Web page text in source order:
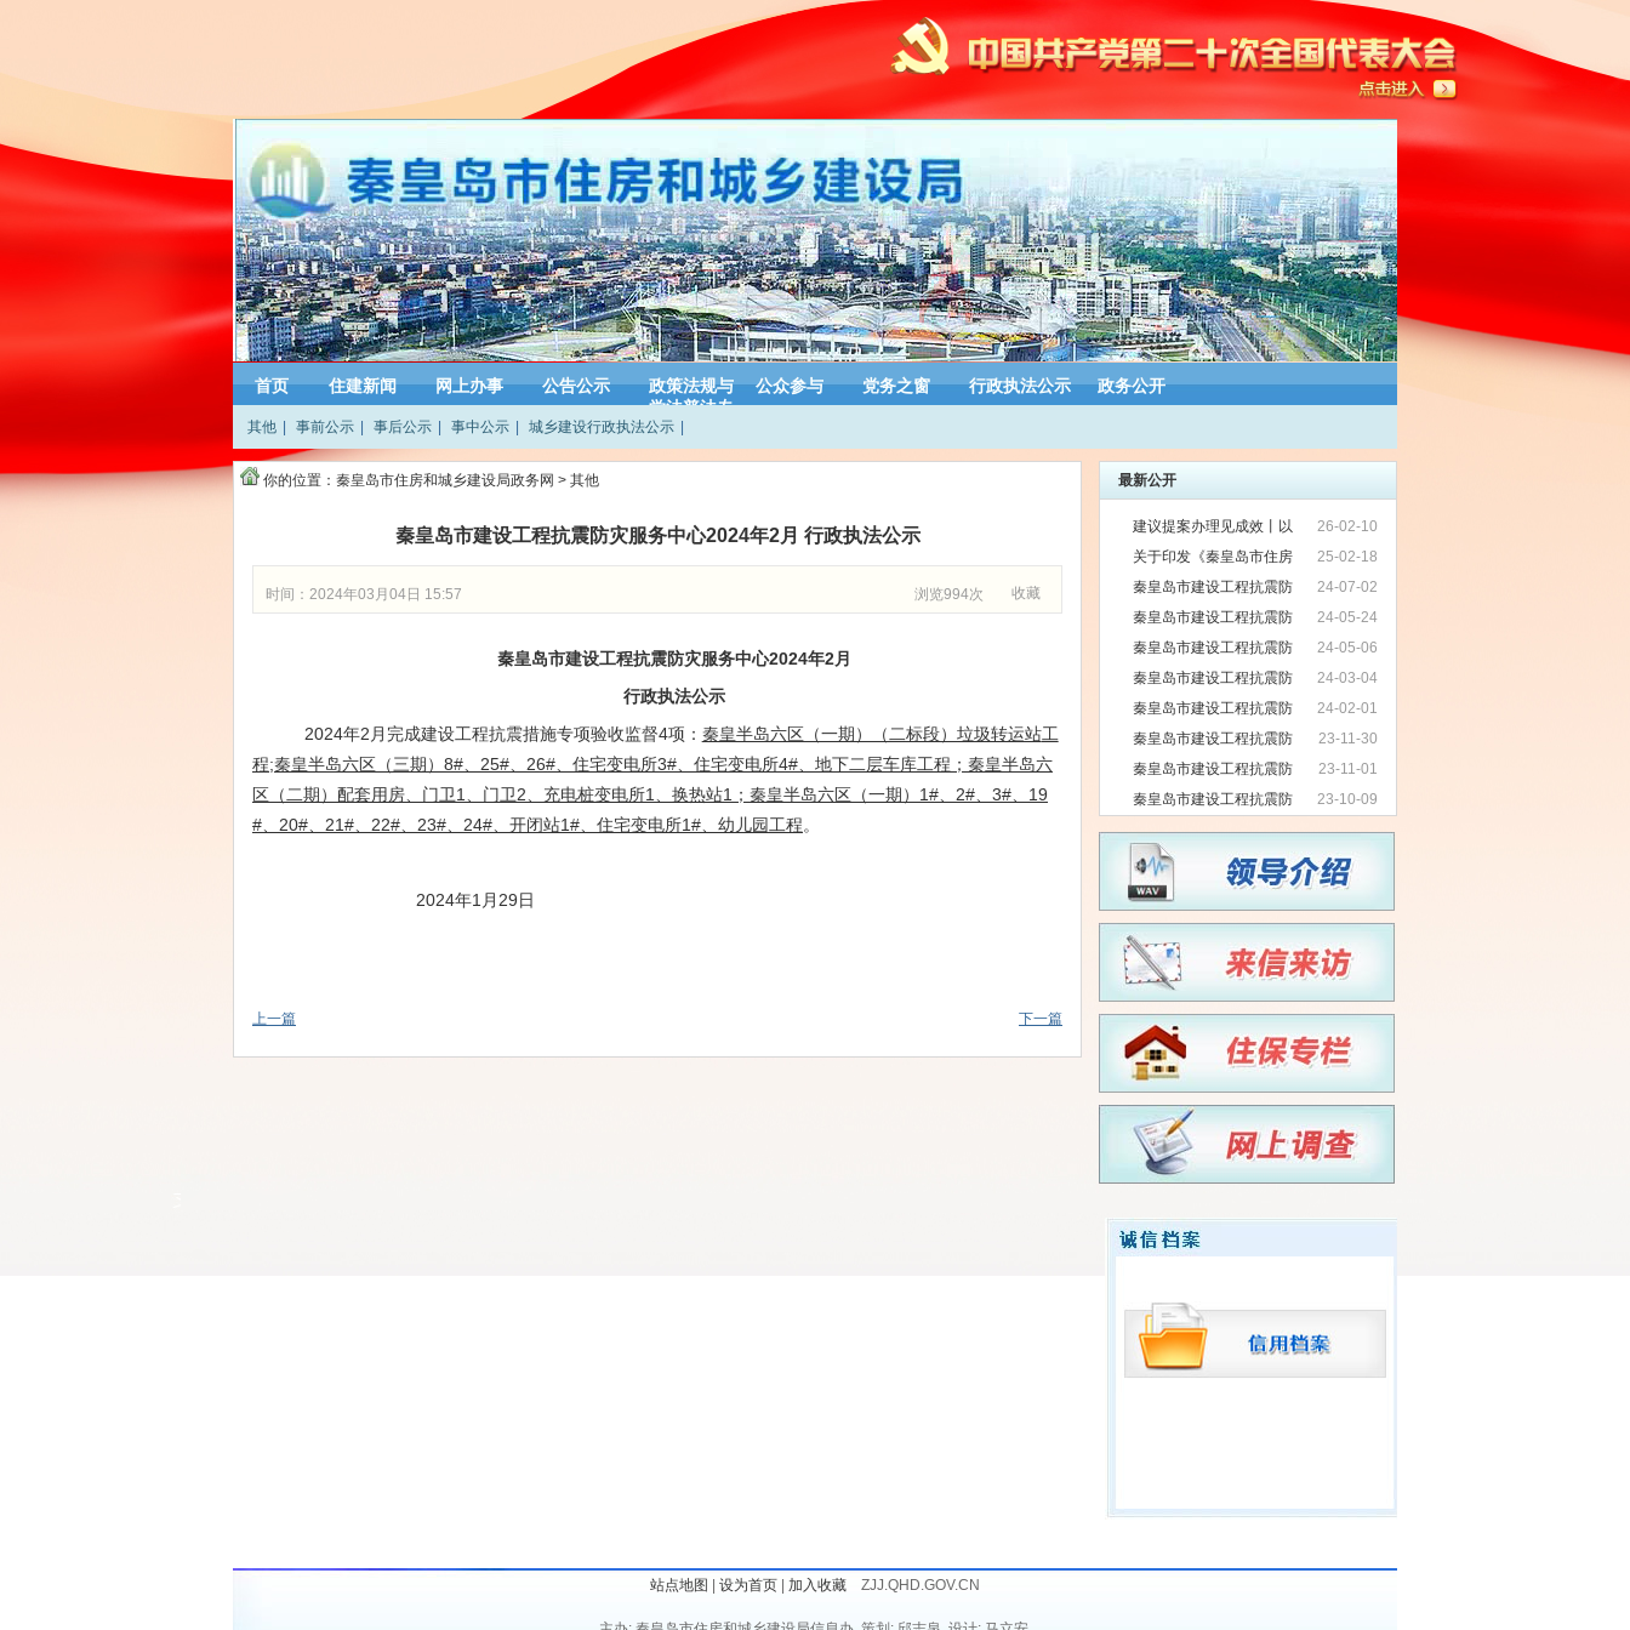
首页 住建新闻 网上办事 公告公示
政策法规与
学法普法专
栏
公众参与 党务之窗 行政执法公示 政务公开
其他 事前公示 事后公示 事中公示 城乡建设行政执法公示
你的位置： 秦皇岛市住房和城乡建设局政务网 > 其他
秦皇岛市建设工程抗震防灾服务中心2024年2月 行政执法公示
收藏
浏览994次
时间：2024年03月04日 15:57
秦皇岛市建设工程抗震防灾服务中心2024年2月
行政执法公示
2024年2月完成建设工程抗震措施专项验收监督4项： 秦皇半岛六区（一期）（二标段）垃圾转运站工
程;秦皇半岛六区（三期） 8#、25#、26#、住宅变电所3#、住宅变电所4#、地下二层车库工程 ； 秦皇半岛六
区（二期）配套用房、门卫1、门卫2、充电桩变电所1、换热站1 ； 秦皇半岛六区（一期） 1#、2#、3#、19
#、20#、21#、22#、23#、24#、开闭站1#、住宅变电所1#、幼儿园工程。
2024年1月29日
上一篇 下一篇
最新公开
26-02-10
建议提案办理见成效丨以
人民群众需求为出发点推动“好房子”建
设 ——住房城乡建设部认真办理代表
委员建议提案
25-02-18
关于印发《秦皇岛市住房
和城乡建设局提升行政质量三年行动
方案（2023-2025年）》的通知
24-07-02
秦皇岛市建设工程抗震防
灾服务中心2024年6月 行政执法公示
24-05-24
秦皇岛市建设工程抗震防
灾服务中心2024年5月 行政执法公示
24-05-06
秦皇岛市建设工程抗震防
灾服务中心2024年3月 行政执法公示
24-03-04
秦皇岛市建设工程抗震防
灾服务中心2024年2月 行政执法公示
24-02-01
秦皇岛市建设工程抗震防
灾服务中心2023年12月 行政执法公示
23-11-30
秦皇岛市建设工程抗震防
灾服务中心2023年11月 行政执法公示
23-11-01
秦皇岛市建设工程抗震防
灾服务中心2023年10月 行政执法公示
23-10-09
秦皇岛市建设工程抗震防
灾服务中心2023年9月 行政执法公示
站点地图 设为首页 加入收藏 ZJJ.QHD.GOV.CN